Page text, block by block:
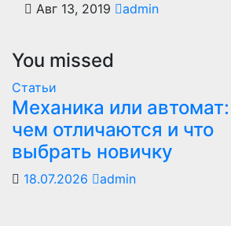
Авг 13, 2019 admin
You missed
Статьи
Механика или автомат:
чем отличаются и что
выбрать новичку
18.07.2026 admin